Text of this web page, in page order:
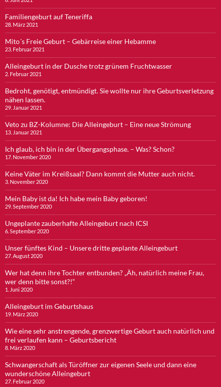
Familiengeburt auf Teneriffa
28. März 2021
Mito´s Freie Geburt – Gebärreise einer Hebamme
23. Februar 2021
Alleingeburt in der Dusche trotz grünem Fruchtwasser
2. Februar 2021
Bedroht, genötigt, entmündigt. Sie wollte nur ihre Geburtsverletzung
nähen lassen.
29. Januar 2021
Veto zu BZ-Kolumne: Die Alleingeburt – Eine neue Strömung
13. Januar 2021
Ich glaub, ich bin in der Übergangsphase. – Was? Schon?
17. November 2020
Keine Väter im Kreißsaal? Dann kommt die Mutter auch nicht.
3. November 2020
Mein Baby ist da! Ich habe mein Baby geboren!
29. September 2020
Ungeplante zauberhafte Alleingeburt nach ICSI
6. September 2020
Unser fünftes Kind – Unsere dritte geplante Alleingeburt
27. August 2020
Wer hat denn ihre Tochter entbunden? „Äh, natürlich meine Frau,
wer denn bitte sonst?!“
1. Juni 2020
Alleingeburt im Geburtshaus
19. März 2020
Wie eine sehr anstrengende, grenzwertige Geburt auch natürlich und
frei verlaufen kann – Geburtsbericht
8. März 2020
Schwangerschaft als Türöffner zur eigenen Seele und dann eine
wunderschöne Alleingeburt
27. Februar 2020